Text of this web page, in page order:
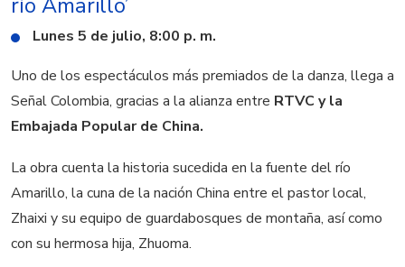
Lunes 5 de julio, 8:00 p. m.
Uno de los espectáculos más premiados de la danza, llega a
Señal Colombia, gracias a la alianza entre RTVC y la
Embajada Popular de China.
La obra cuenta la historia sucedida en la fuente del río
Amarillo, la cuna de la nación China entre el pastor local,
Zhaixi y su equipo de guardabosques de montaña, así como
con su hermosa hija, Zhuoma.